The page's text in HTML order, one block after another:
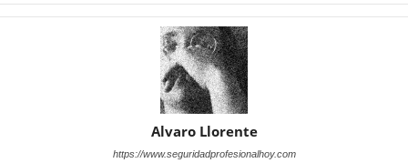
Alvaro Llorente
https://www.seguridadprofesionalhoy.com